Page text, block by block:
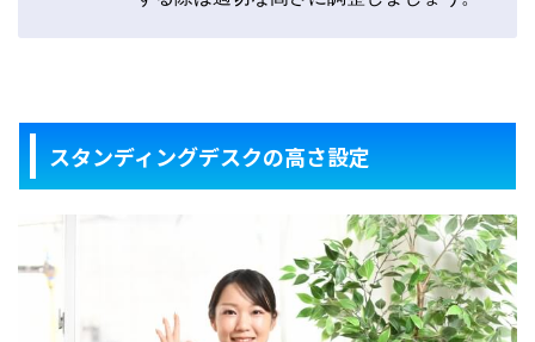
スタンディングデスクの高さ設定